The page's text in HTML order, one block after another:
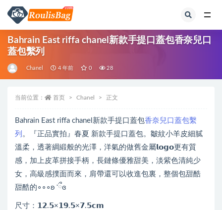
Bahrain East riffa chanel新款手提口蓋包香奈兒口
蓋包繫列
Chanel 4 年前 0 28
当前位置： 首页 Chanel 正文
Bahrain East riffa chanel新款手提口蓋包香奈兒口蓋包繫
列 。『正品實拍』春夏 新款手提口蓋包。皺紋小羊皮細膩
溫柔，透著綢緞般的光澤，洋氣的做舊金屬𝗹𝗼𝗴𝗼更有質
感，加上皮革拼接手柄，長鏈條優雅甜美，淡紫色清純少
女，高級感撲面而來，肩帶還可以收進包裏，整個包甜酷
甜酷的∘∘∘ʚ ་ྀɞ
尺寸：𝟭𝟮.𝟱×𝟭𝟵.𝟱×𝟳.𝟱𝗰𝗺